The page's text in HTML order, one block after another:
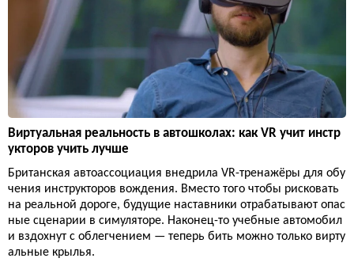
Виртуальная реальность в автошколах: как VR учит инстр
укторов учить лучше
Британская автоассоциация внедрила VR-тренажёры для обу
чения инструкторов вождения. Вместо того чтобы рисковать
на реальной дороге, будущие наставники отрабатывают опас
ные сценарии в симуляторе. Наконец-то учебные автомобил
и вздохнут с облегчением — теперь бить можно только вирту
альные крылья.